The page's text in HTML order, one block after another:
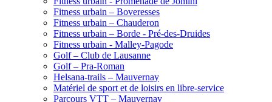
Fitness urbain – Boveresses
Fitness urbain – Chauderon
Fitness urbain – Borde - Pré-des-Druides
Fitness urbain - Malley-Pagode
Golf – Club de Lausanne
Golf – Pra-Roman
Helsana-trails – Mauvernay
Matériel de sport et de loisirs en libre-service
Parcours VTT – Mauvernay